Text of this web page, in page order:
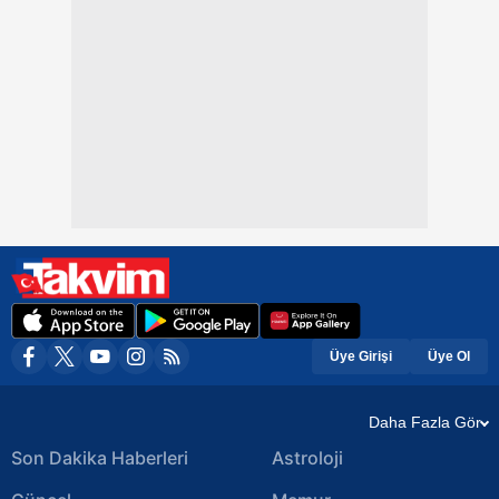
Üye Girişi Üye Ol
Daha Fazla Gör
Son Dakika Haberleri
Astroloji